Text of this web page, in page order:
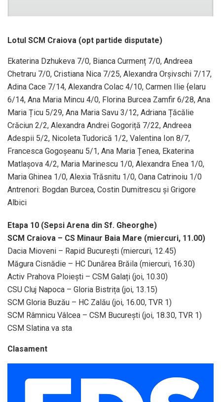
Lotul SCM Craiova (opt partide disputate)
Ekaterina Dzhukeva 7/0, Bianca Curmenț 7/0, Andreea
Chetraru 7/0, Cristiana Nica 7/25, Alexandra Orșivschi 7/17,
Adina Cace 7/14, Alexandra Colac 4/10, Carmen Ilie {elaru
6/14, Ana Maria Mincu 4/0, Florina Burcea Zamfir 6/28, Ana
Maria Țicu 5/29, Ana Maria Savu 3/12, Adriana Țăcălie
Crăciun 2/2, Alexandra Andrei Gogoriță 7/22, Andreea
Adespii 5/2, Nicoleta Tudorică 1/2, Valentina Ion 8/7,
Francesca Gogoșeanu 5/1, Ana Maria Țenea, Ekaterina
Matlașova 4/2, Maria Marinescu 1/0, Alexandra Enea 1/0,
Maria Ghinea 1/0, Alexia Trăsnitu 1/0, Oana Catrinoiu 1/0
Antrenori: Bogdan Burcea, Costin Dumitrescu și Grigore
Albici
Etapa 10 (Sepsi Arena din Sf. Gheorghe)
SCM Craiova – CS Minaur Baia Mare (miercuri, 11.00)
Dacia Mioveni – Rapid București (miercuri, 12.45)
Măgura Cisnădie – HC Dunărea Brăila (miercuri, 16.30)
Activ Prahova Ploiești – CSM Galați (joi, 10.30)
CSU Cluj Napoca – Gloria Bistrița (joi, 13.15)
SCM Gloria Buzău – HC Zalău (joi, 16.00, TVR 1)
SCM Râmnicu Vâlcea – CSM București (joi, 18.30, TVR 1)
CSM Slatina va sta
Clasament